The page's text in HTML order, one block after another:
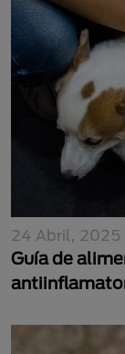
24 Abril, 2025
Guía de